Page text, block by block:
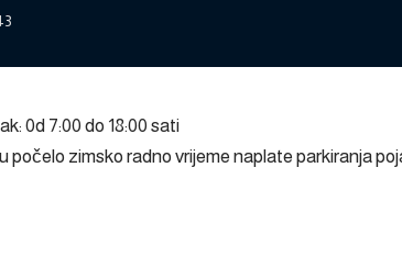
0d 7:00 do 18:00 sati
počelo zimsko radno vrijeme naplate parkiranja